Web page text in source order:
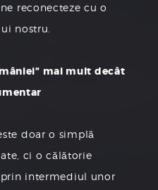
reconecteze cu o
nostru.
mai mult decât
doar o simplă
ci o călătorie
intermediul unor